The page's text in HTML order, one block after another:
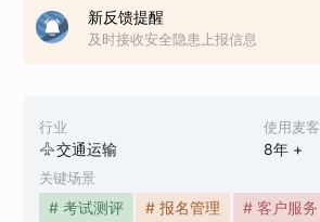
行业
交通运输
使用麦客
8年 +
关键场景
# 考试测评 # 报名管理 # 客户服务
新反馈提醒
及时接收安全隐患上报信息